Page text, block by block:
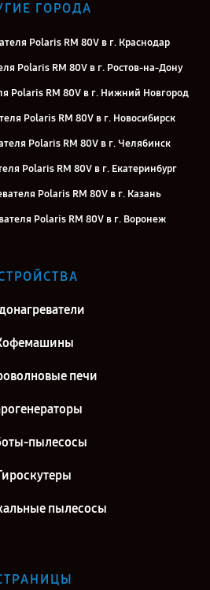
ГОРОДА
Polaris RM 80V в г. Краснодар
Polaris RM 80V в г. Ростов-на-Дону
Polaris RM 80V в г. Нижний Новгород
Polaris RM 80V в г. Новосибирск
Polaris RM 80V в г. Челябинск
Polaris RM 80V в г. Екатеринбург
Polaris RM 80V в г. Казань
Polaris RM 80V в г. Воронеж
Polaris RM 80V в г. Самара
Polaris RM 80V в г. Москва
печи
пылесосы
пылесосы